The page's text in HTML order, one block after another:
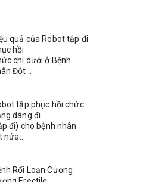
quả của Robot tập đi
hồi
chi dưới ở Bệnh
Đột...
tập phục hồi chức
dáng đi
đi) cho bệnh nhân
nửa...
Rối Loạn Cương